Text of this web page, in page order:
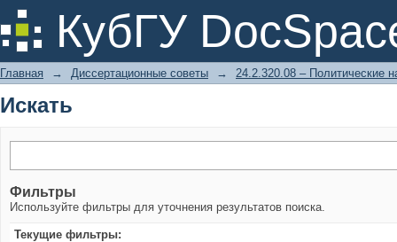
КубГУ
Искать
Главная → Диссертационные советы → 24.2.320.08 – Политические
Искать
Фильтры
Используйте фильтры для уточнения результатов поиска.
Текущие фильтры: